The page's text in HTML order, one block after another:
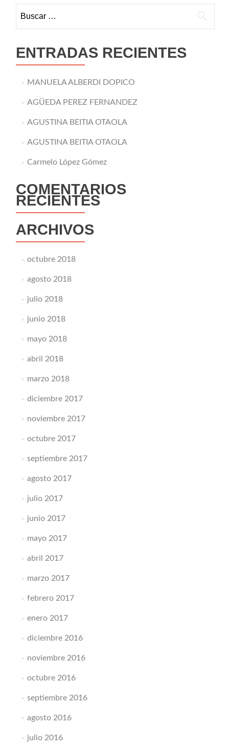
ENTRADAS RECIENTES
MANUELA ALBERDI DOPICO
AGÜEDA PEREZ FERNANDEZ
AGUSTINA BEITIA OTAOLA
AGUSTINA BEITIA OTAOLA
Carmelo López Gómez
COMENTARIOS
RECIENTES
ARCHIVOS
octubre 2018
agosto 2018
julio 2018
junio 2018
mayo 2018
abril 2018
marzo 2018
diciembre 2017
noviembre 2017
octubre 2017
septiembre 2017
agosto 2017
julio 2017
junio 2017
mayo 2017
abril 2017
marzo 2017
febrero 2017
enero 2017
diciembre 2016
noviembre 2016
octubre 2016
septiembre 2016
agosto 2016
julio 2016